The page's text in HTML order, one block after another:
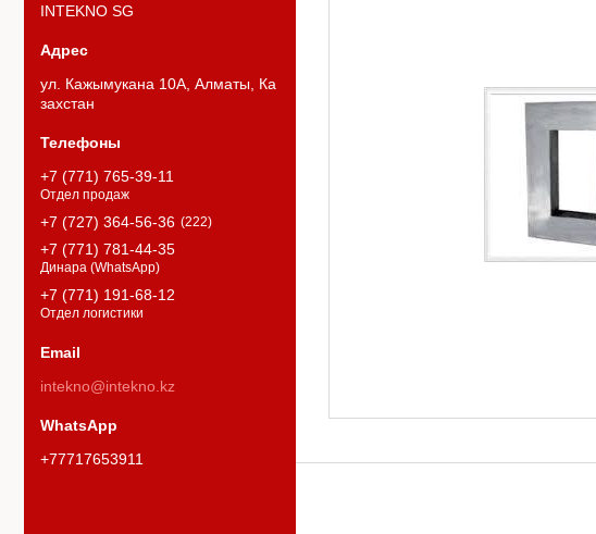
INTEKNO SG
ул. Кажымукана 10А, Алматы, Ка
захстан
+7 (771) 765-39-11
Отдел продаж
+7 (727) 364-56-36 222
+7 (771) 781-44-35
Динара (WhatsApp)
+7 (771) 191-68-12
Отдел логистики
intekno@intekno.kz
+77717653911